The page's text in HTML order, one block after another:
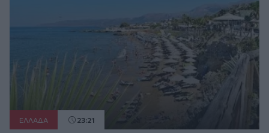
ΕΛΛAΔΑ 23:21